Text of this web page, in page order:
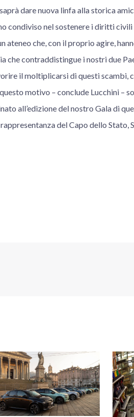
dare nuova linfa alla storica
condiviso nel sostenere i diritti
ateneo che, con il proprio agire,
che contraddistingue i nostri due
il moltiplicarsi di questi scambi,
motivo – conclude Lucchini –
all’edizione del nostro Gala di
del Capo dello Stato,